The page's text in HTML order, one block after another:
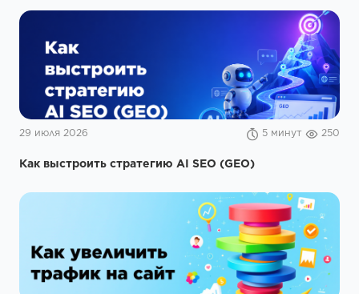
29 июля 2026 5 минут 250
Как выстроить стратегию AI SEO (GEO)